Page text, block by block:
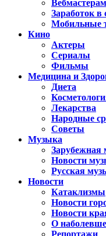
Вебмастерам
Заработок в
Мобильные
Кино
Актеры
Сериалы
Фильмы
Медицина и
Диета
Лекарства
Народные
Советы
Музыка
Зарубежная
Новости
Русская
Новости
Катаклизмы
Новости
Новости
О
Репортажи